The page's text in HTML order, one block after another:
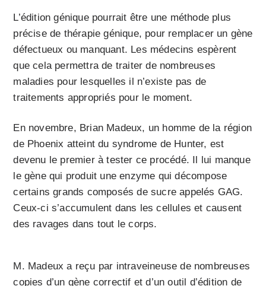
L’édition génique pourrait être une méthode plus
précise de thérapie génique, pour remplacer un gène
défectueux ou manquant. Les médecins espèrent
que cela permettra de traiter de nombreuses
maladies pour lesquelles il n’existe pas de
traitements appropriés pour le moment.
En novembre, Brian Madeux, un homme de la région
de Phoenix atteint du syndrome de Hunter, est
devenu le premier à tester ce procédé. Il lui manque
le gène qui produit une enzyme qui décompose
certains grands composés de sucre appelés GAG.
Ceux-ci s’accumulent dans les cellules et causent
des ravages dans tout le corps.
M. Madeux a reçu par intraveineuse de nombreuses
copies d’un gène correctif et d’un outil d’édition de